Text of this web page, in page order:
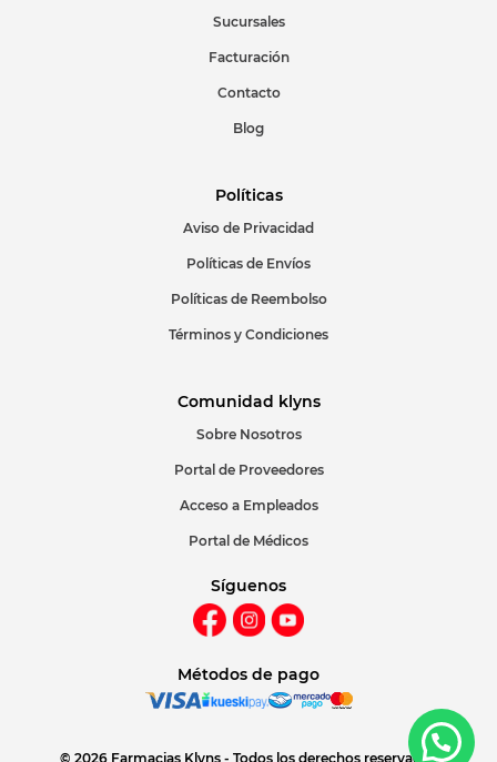
Sucursales
Facturación
Contacto
Blog
Políticas
Aviso de Privacidad
Políticas de Envíos
Políticas de Reembolso
Términos y Condiciones
Comunidad klyns
Sobre Nosotros
Portal de Proveedores
Acceso a Empleados
Portal de Médicos
Síguenos
Métodos de pago
© 2026 Farmacias Klyns - Todos los derechos reservados